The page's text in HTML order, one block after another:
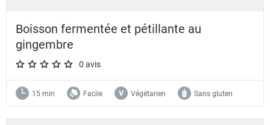
Boisson fermentée et pétillante au
gingembre
A star rating of 0 out of 5.
0 avis
15 min Facile Végétarien Sans gluten